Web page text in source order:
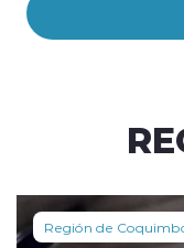
Región de